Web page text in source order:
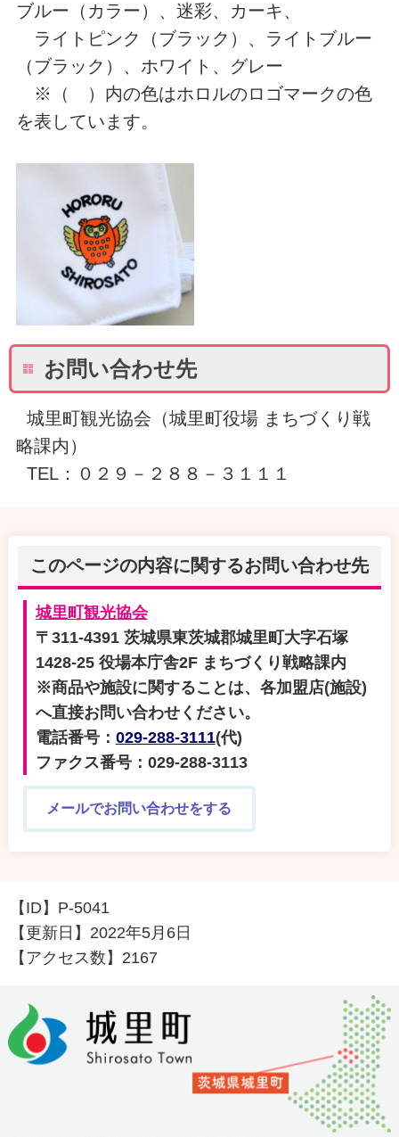
ブルー（カラー）、迷彩、カーキ、
ライトピンク（ブラック）、ライトブルー
（ブラック）、ホワイト、グレー
※（ ）内の色はホロルのロゴマークの色
を表しています。
お問い合わせ先
城里町観光協会（城里町役場 まちづくり戦
略課内）
TEL：０２９－２８８－３１１１
このページの内容に関するお問い合わせ先
城里町観光協会
〒311-4391 茨城県東茨城郡城里町大字石塚
1428-25 役場本庁舎2F まちづくり戦略課内
※商品や施設に関することは、各加盟店(施設)
へ直接お問い合わせください。
電話番号： 029-288-3111(代)
ファクス番号：029-288-3113
メールでお問い合わせをする
【ID】 P-5041
【更新日】 2022年5月6日
【アクセス数】 2167